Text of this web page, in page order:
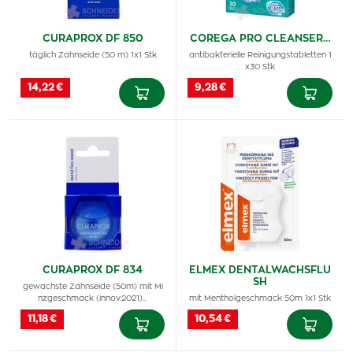
CURAPROX DF 850
täglich Zahnseide (50 m) 1x1 Stk
14,22 €
COREGA PRO CLEANSER…
antibakterielle Reinigungstabletten 1
x30 Stk
9,28 €
CURAPROX DF 834
gewachste Zahnseide (50m) mit Mi
nzgeschmack (innov.2021)…
11,18 €
ELMEX DENTALWACHSFLU
SH
mit Mentholgeschmack 50m 1x1 Stk
10,54 €